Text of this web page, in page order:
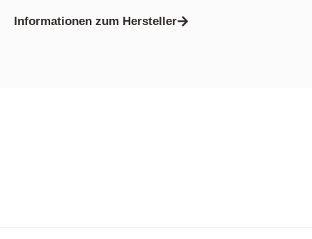
Informationen zum Hersteller